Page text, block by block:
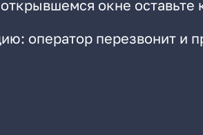
окне оставьте
оператор перезвонит и